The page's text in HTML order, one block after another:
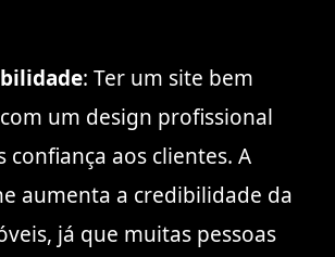
: Ter um site bem
um design profissional
aos clientes. A
aumenta a credibilidade da
já que muitas pessoas